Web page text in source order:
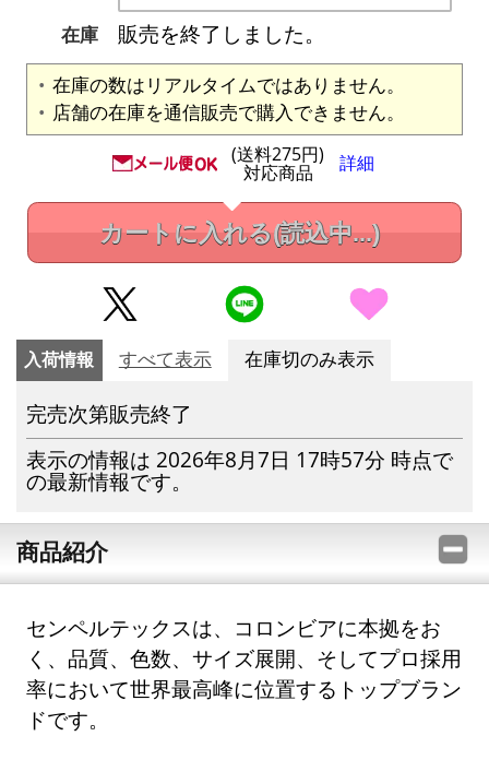
在庫
販売を終了しました。
在庫の数はリアルタイムではありません。
店舗の在庫を通信販売で購入できません。
(送料275円)
対応商品 詳細
カートに入れる(読込中...)
入荷情報 すべて表示 在庫切のみ表示
完売次第販売終了
表示の情報は 2026年8月7日 17時57分 時点で
の最新情報です。
商品紹介
センペルテックスは、コロンビアに本拠をお
く、品質、色数、サイズ展開、そしてプロ採用
率において世界最高峰に位置するトップブラン
ドです。